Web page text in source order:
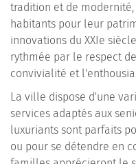
tradition et de
habitants pour leur
innovations du XXIe
rythmée par le respect
convivialité et
La ville dispose d'une
services adaptés aux
luxuriants sont parfaits
ou pour se détendre en